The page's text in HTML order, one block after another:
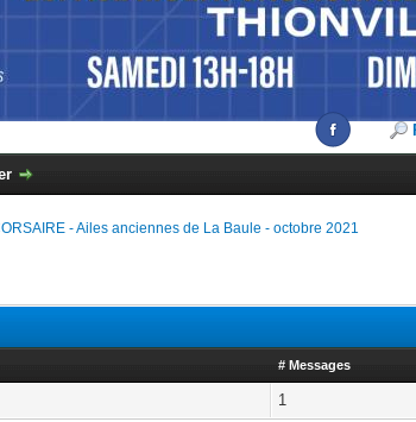
- Ailes anciennes de La Baule - octobre 2021
# Messages
1